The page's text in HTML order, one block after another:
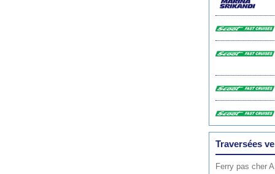
Traversées
Ferry pas cher